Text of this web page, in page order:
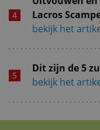
Lacros
bekijk het
Dit zijn de 5
bekijk het